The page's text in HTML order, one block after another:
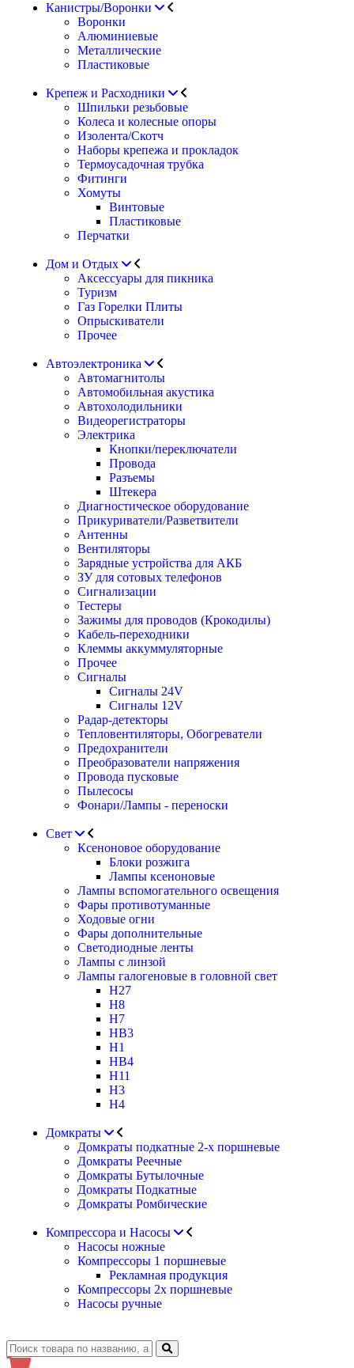
Канистры/Воронки
Воронки
Алюминиевые
Металлические
Пластиковые
Крепеж и Расходники
Шпильки резьбовые
Колеса и колесные опоры
Изолента/Скотч
Наборы крепежа и прокладок
Термоусадочная трубка
Фитинги
Хомуты
Винтовые
Пластиковые
Перчатки
Дом и Отдых
Аксессуары для пикника
Туризм
Газ Горелки Плиты
Опрыскиватели
Прочее
Автоэлектроника
Автомагнитолы
Автомобильная акустика
Автохолодильники
Видеорегистраторы
Электрика
Кнопки/переключатели
Провода
Разъемы
Штекера
Диагностическое оборудование
Прикуриватели/Разветвители
Антенны
Вентиляторы
Зарядные устройства для АКБ
ЗУ для сотовых телефонов
Сигнализации
Тестеры
Зажимы для проводов (Крокодилы)
Кабель-переходники
Клеммы аккуммуляторные
Прочее
Сигналы
Сигналы 24V
Сигналы 12V
Радар-детекторы
Тепловентиляторы, Обогреватели
Предохранители
Преобразователи напряжения
Провода пусковые
Пылесосы
Фонари/Лампы - переноски
Свет
Ксеноновое оборудование
Блоки розжига
Лампы ксеноновые
Лампы вспомогательного освещения
Фары противотуманные
Ходовые огни
Фары дополнительные
Светодиодные ленты
Лампы с линзой
Лампы галогеновые в головной свет
H27
H8
H7
HB3
H1
HB4
H11
H3
H4
Домкраты
Домкраты подкатные 2-х поршневые
Домкраты Реечные
Домкраты Бутылочные
Домкраты Подкатные
Домкраты Ромбические
Компрессора и Насосы
Насосы ножные
Компрессоры 1 поршневые
Рекламная продукция
Компрессоры 2х поршневые
Насосы ручные